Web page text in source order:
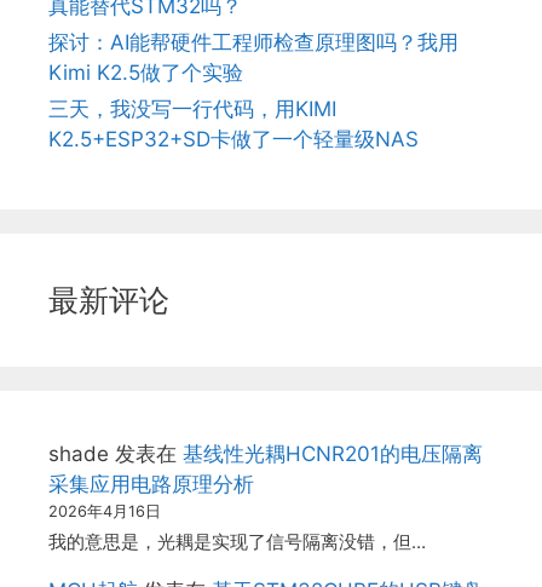
真能替代STM32吗？
探讨：AI能帮硬件工程师检查原理图吗？我用
Kimi K2.5做了个实验
三天，我没写一行代码，用KIMI
K2.5+ESP32+SD卡做了一个轻量级NAS
最新评论
shade 发表在 基线性光耦HCNR201的电压隔离
采集应用电路原理分析
2026年4月16日
我的意思是，光耦是实现了信号隔离没错，但…